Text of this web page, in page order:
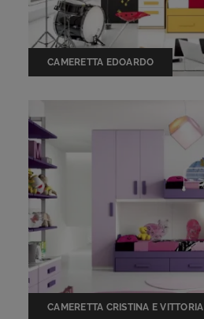
CAMERETTA EDOARDO
CAMERETTA CRISTINA E VITTORIA